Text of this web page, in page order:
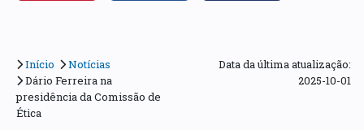
Início
Notícias
Dário Ferreira na
presidência da Comissão de
Ética
Data da última atualização:
2025-10-01